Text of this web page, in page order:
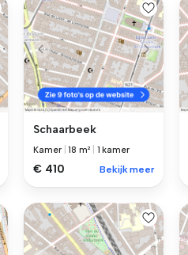
Schaarbeek
Kamer |18 m² 1 kamer
€ 410 Bekijk meer